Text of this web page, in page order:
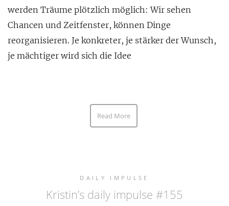
werden Träume plötzlich möglich: Wir sehen
Chancen und Zeitfenster, können Dinge
reorganisieren. Je konkreter, je stärker der Wunsch,
je mächtiger wird sich die Idee
Read More
DAILY IMPULSE
Kristin’s daily impulse #155